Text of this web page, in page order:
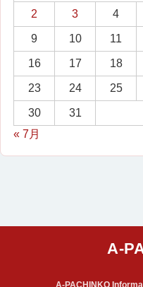
2 3 4
9 10 11
16 17 18
23 24 25
30
31
« 7月
A-PACHINKO